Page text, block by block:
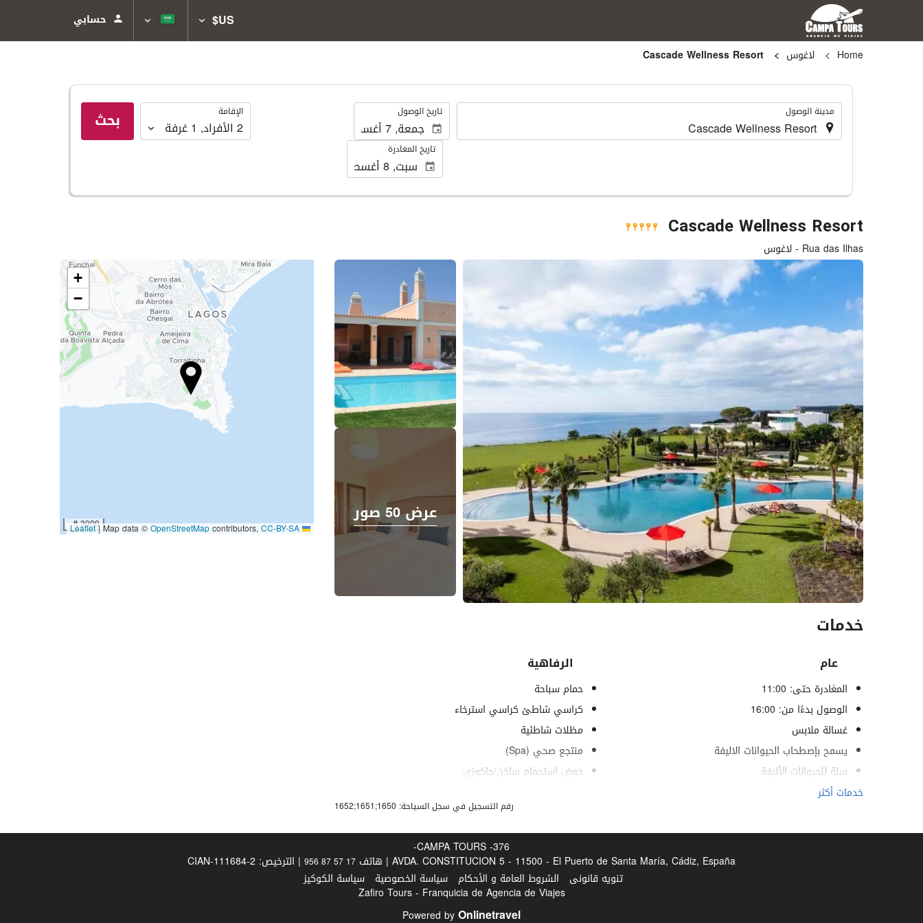
US$
حسابي
Home
لاغوس
. مدينة الوصول . تاريخ الوصول
تاريخ المغادرة
الإقامة
الإقامة
2 الأفراد,
1غرفة بحث
Cascade Wellness Resort
Rua das Ilhas - لاغوس
عرض 50 صور
عرض 50 صور
خدمات
عام
المغادرة حتى: 11:00
الوصول بدءًا من: 16:00
غسالة ملابس
يسمح بإصطحاب الحيوانات الاليفة
سلة للحيوانات الأليفة
أوعية طعام الحيوانات الأليفة
تدفئة
الرفاهية
حمام سباحة
كراسي شاطئ كراسي استرخاء
مظلات شاطئية
منتجع صحي (Spa)
حوض استحمام ساخن/جاكوزي
غرف تغيير الملابس في مركز اللياقة البدنية / السبا
مسّاج
خدمات التجميل
صالة ألعاب رياضية
خدمات أكثر
رقم التسجيل في سجل السياحة: 1650;1651;1652
+
−
3000 ft|Map data ©OpenStreetMapcontributors,CC-BY-SA
CAMPA TOURS -376-
AVDA. CONSTITUCION 5 - 11500 - El Puerto de Santa María, Cádiz, España | هاتف 956 87 57 17 | الترخيص: CIAN-111684-2
تنويه قانونى
الشروط العامة و الأحكام سياسة الخصوصية سياسة الكوكيز
Zafiro Tours - Franquicia de Agencia de Viajes
Powered byOnlinetravel